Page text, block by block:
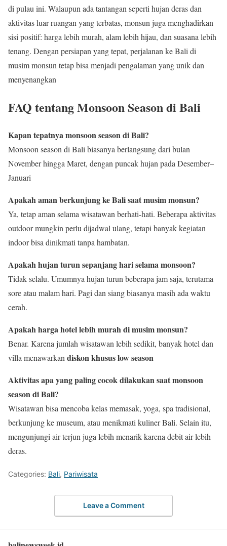
di pulau ini. Walaupun ada tantangan seperti hujan deras dan
aktivitas luar ruangan yang terbatas, monsun juga menghadirkan
sisi positif: harga lebih murah, alam lebih hijau, dan suasana lebih
tenang. Dengan persiapan yang tepat, perjalanan ke Bali di
musim monsun tetap bisa menjadi pengalaman yang unik dan
menyenangkan
FAQ tentang Monsoon Season di Bali
Kapan tepatnya monsoon season di Bali?
Monsoon season di Bali biasanya berlangsung dari bulan
November hingga Maret, dengan puncak hujan pada Desember–
Januari
Apakah aman berkunjung ke Bali saat musim monsun?
Ya, tetap aman selama wisatawan berhati-hati. Beberapa aktivitas
outdoor mungkin perlu dijadwal ulang, tetapi banyak kegiatan
indoor bisa dinikmati tanpa hambatan.
Apakah hujan turun sepanjang hari selama monsoon?
Tidak selalu. Umumnya hujan turun beberapa jam saja, terutama
sore atau malam hari. Pagi dan siang biasanya masih ada waktu
cerah.
Apakah harga hotel lebih murah di musim monsun?
Benar. Karena jumlah wisatawan lebih sedikit, banyak hotel dan
villa menawarkan diskon khusus low season
Aktivitas apa yang paling cocok dilakukan saat monsoon
season di Bali?
Wisatawan bisa mencoba kelas memasak, yoga, spa tradisional,
berkunjung ke museum, atau menikmati kuliner Bali. Selain itu,
mengunjungi air terjun juga lebih menarik karena debit air lebih
deras.
Categories: Bali, Pariwisata
Leave a Comment